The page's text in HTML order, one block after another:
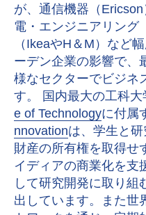
が、通信機器（
電・エンジニアリング
（IkeaやH＆M）など
ーデン企業の影響で、
様なセクターでビジネ
す。 国内最大の工科大
e of Technologyに付属
nnovationは、学生と
財産の所有権を取得せ
イディアの商業化を支
して研究開発に取り組
出しています。また世